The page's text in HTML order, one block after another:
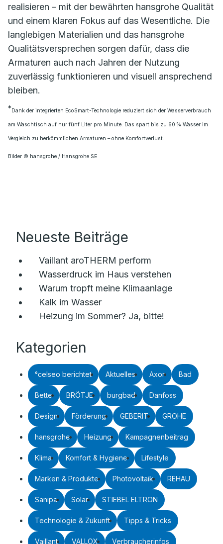
realisieren – mit der bewährten hansgrohe Qualität
und einem klaren Fokus auf das Wesentliche. Die
langlebigen Materialien und das hansgrohe
Qualitätsversprechen sorgen dafür, dass die
Armaturen auch nach Jahren der Nutzung
zuverlässig funktionieren und visuell ansprechend
bleiben.
*Dank der integrierten EcoSmart-Technologie reduziert sich der Wasserverbrauch
am Waschtisch auf nur fünf Liter pro Minute. Das spart bis zu 60 % Wasser im
Vergleich zu herkömmlichen Armaturen – ohne Komfortverlust.
Bilder © hansgrohe / Hansgrohe SE
Neueste Beiträge
Vaillant aroTHERM perform
Wasserdruck im Haus verstehen
Warum tropft meine Klimaanlage
Kalk im Wasser
Heizung im Sommer? Ja, bitte!
Kategorien
°celseo berichtet Aktuelles Axor Bad
Bette BRÖTJE burgbad Danfoss
Design Förderung GEBERIT GROHE
hansgrohe Heizung Kampagnenbeitrag
Klima Komfort & Hygiene Lifestyle
Marken & Produkte Photovoltaik REHAU
Sanipa Solar STIEBEL ELTRON
Technologie & Zukunft Tipps & Tricks
Vaillant VALLOX Verbraucherinfos